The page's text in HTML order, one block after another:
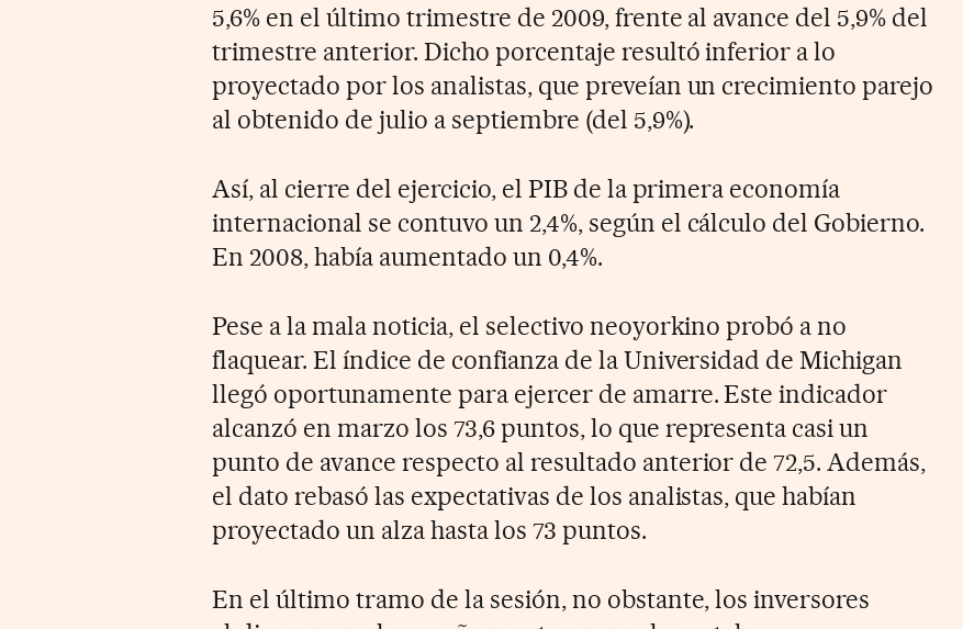
5,6% en el último trimestre de 2009, frente al avance del 5,9% del
trimestre anterior. Dicho porcentaje resultó inferior a lo
proyectado por los analistas, que preveían un crecimiento parejo
al obtenido de julio a septiembre (del 5,9%).
Así, al cierre del ejercicio, el PIB de la primera economía
internacional se contuvo un 2,4%, según el cálculo del Gobierno.
En 2008, había aumentado un 0,4%.
Pese a la mala noticia, el selectivo neoyorkino probó a no
flaquear. El índice de confianza de la Universidad de Michigan
llegó oportunamente para ejercer de amarre. Este indicador
alcanzó en marzo los 73,6 puntos, lo que representa casi un
punto de avance respecto al resultado anterior de 72,5. Además,
el dato rebasó las expectativas de los analistas, que habían
proyectado un alza hasta los 73 puntos.
En el último tramo de la sesión, no obstante, los inversores